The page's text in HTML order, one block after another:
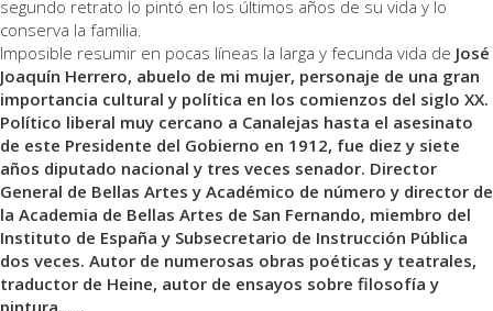
segundo retrato lo pintó en los últimos años de su vida y lo
conserva la familia.
Imposible resumir en pocas líneas la larga y fecunda vida de José
Joaquín Herrero, abuelo de mi mujer, personaje de una gran
importancia cultural y política en los comienzos del siglo XX.
Político liberal muy cercano a Canalejas hasta el asesinato
de este Presidente del Gobierno en 1912, fue diez y siete
años diputado nacional y tres veces senador. Director
General de Bellas Artes y Académico de número y director de
la Academia de Bellas Artes de San Fernando, miembro del
Instituto de España y Subsecretario de Instrucción Pública
dos veces. Autor de numerosas obras poéticas y teatrales,
traductor de Heine, autor de ensayos sobre filosofía y
pintura, ….